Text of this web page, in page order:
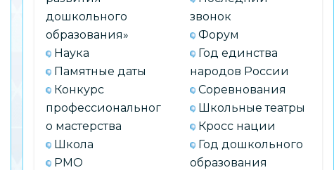
дошкольного
образования»
Наука
Памятные даты
Конкурс
профессиональног
о мастерства
Школа
РМО
звонок
Форум
Год единства
народов России
Соревнования
Школьные театры
Кросс нации
Год дошкольного
образования